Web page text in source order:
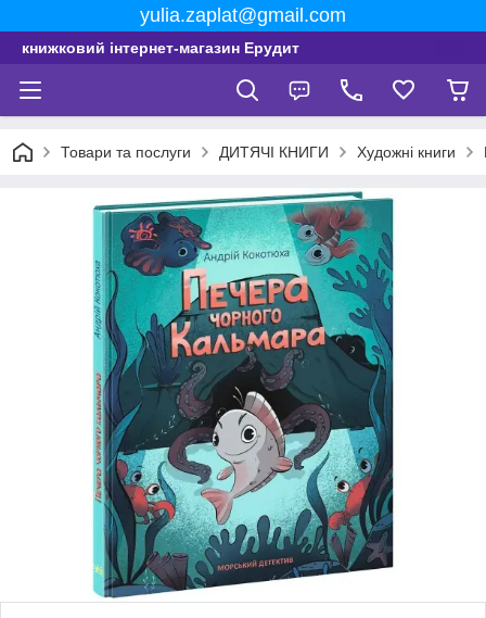
yulia.zaplat@gmail.com
книжковий інтернет-магазин Ерудит
Товари та послуги ДИТЯЧІ КНИГИ Художні книги